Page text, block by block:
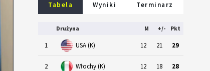
Tabela Wyniki Terminarz
Drużyna M +/- Pkt
1 USA (K) 12 21 29
2 Włochy (K) 12 18 28